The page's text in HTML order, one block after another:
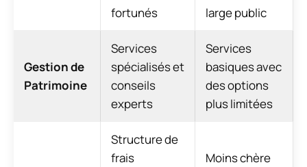
fortunés
large public
Gestion de
Patrimoine
Services
spécialisés et
conseils
experts
Services
basiques avec
des options
plus limitées
Structure de
frais
Moins chère